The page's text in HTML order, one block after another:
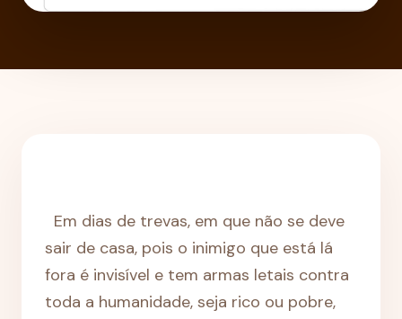
Em dias de trevas, em que não se deve
sair de casa, pois o inimigo que está lá
fora é invisível e tem armas letais contra
toda a humanidade, seja rico ou pobre,